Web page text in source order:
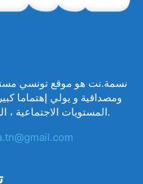
نسمة.نت هو موقع تونسي
ومصداقية و يولي إهتماما
المستويات الاجتماعية ، السياسيّة ، الاقتصادية و الرياضية.